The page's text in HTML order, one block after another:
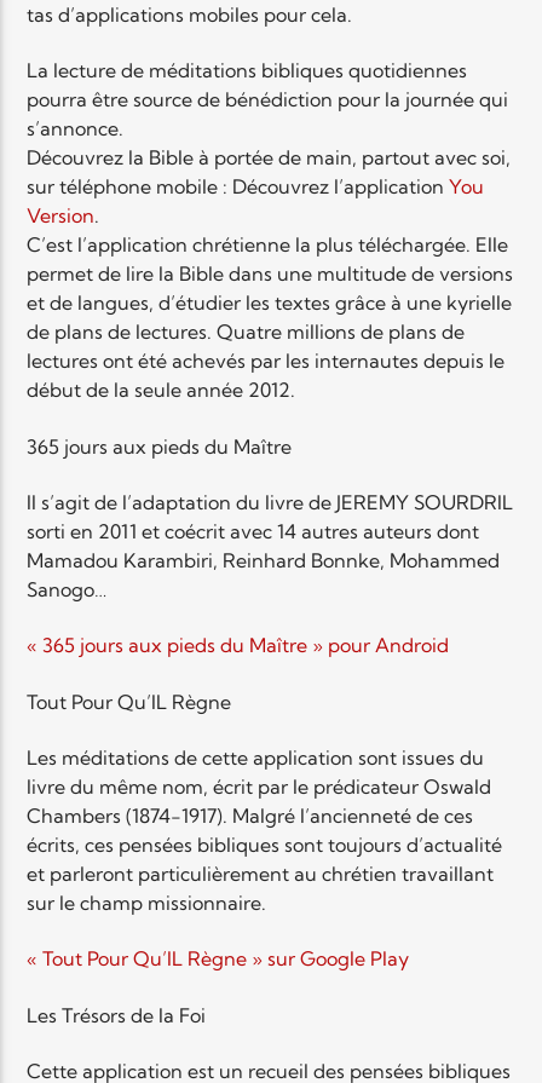
tas d’applications mobiles pour cela.
La lecture de méditations bibliques quotidiennes
pourra être source de bénédiction pour la journée qui
s’annonce.
Découvrez la Bible à portée de main, partout avec soi,
sur téléphone mobile : Découvrez l’applicationYou
Version.
C’est l’application chrétienne la plus téléchargée. Elle
permet de lire la Bible dans une multitude de versions
et de langues, d’étudier les textes grâce à une kyrielle
de plans de lectures. Quatre millions de plans de
lectures ont été achevés par les internautes depuis le
début de la seule année 2012.
365 jours aux pieds du Maître
Il s’agit de l’adaptation du livre de JEREMY SOURDRIL
sorti en 2011 et coécrit avec 14 autres auteurs dont
Mamadou Karambiri, Reinhard Bonnke, Mohammed
Sanogo…
« 365 jours aux pieds du Maître » pour Android
Tout Pour Qu’IL Règne
Les méditations de cette application sont issues du
livre du même nom, écrit par le prédicateur Oswald
Chambers (1874-1917). Malgré l’ancienneté de ces
écrits, ces pensées bibliques sont toujours d’actualité
et parleront particulièrement au chrétien travaillant
sur le champ missionnaire.
« Tout Pour Qu’IL Règne » sur Google Play
Les Trésors de la Foi
Cette application est un recueil des pensées bibliques